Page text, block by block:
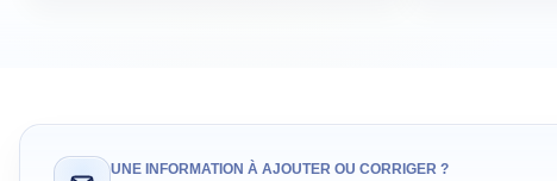
UNE INFORMATION À AJOUTER OU CORRIGER ?